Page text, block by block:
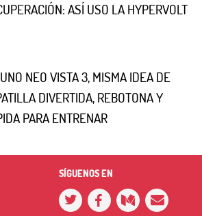
ASÍ USO LA HYPERVOLT
NEO VISTA 3, MISMA IDEA DE
DIVERTIDA, REBOTONA Y
PARA ENTRENAR
SÍGUENOS EN